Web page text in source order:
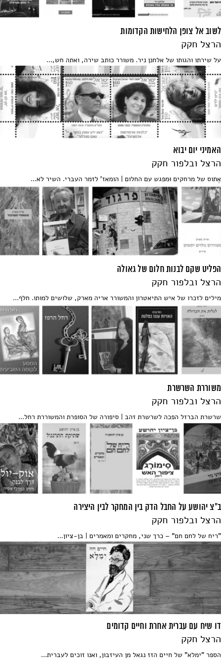
לשוב אל צופן הלחישות הקדומות
הרצל חקק
על שירתו והגותו של אלחנן ניר. משורר כותב שירה, ואתה חש,...
האמיני יום יבוא
הרצל ובלפור חקק
אֶתוס של מרחקים וּמפגש עם החלום | הומאז' לזמר העברי. השיר לא...
הפליט שקם לבנות חלום של גאולה
הרצל ובלפור חקק
מילים לזכרו של איש התיאטרון והמשורר אריה מארק, שלושים למותו. חלף...
משוררת השרשרת
הרצל ובלפור חקק
שרשרת הברזל הפכה לשרשרת זהב | סיפורה של הסופרת והמשוררת רחל...
ב"צ יהושע על החבל הדק בין המחקר לבין היצירה
הרצל ובלפור חקק
"ריח של לחם חם" – כרך שני, מחקרים ומאמרים | בן-ציון...
דו שיח עם עברית אחרת וחיים קדומים
הרצל חקק
הספר "ימלא" של חיים הזז נגאל מן העיזבון, ואנו זוכים לעברית...